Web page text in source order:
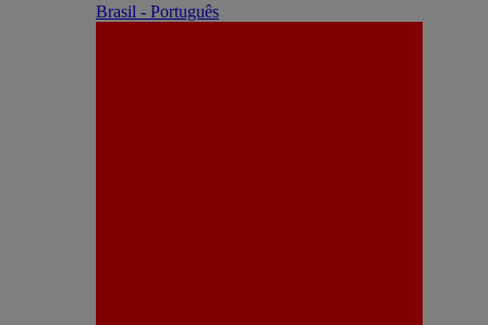
Brasil - Português